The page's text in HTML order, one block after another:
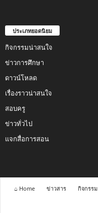
ประเภทยอดนิยม
กิจกรรมน่าสนใจ
ข่าวการศึกษา
ดาวน์โหลด
เรื่องราวน่าสนใจ
สอบครู
ข่าวทั่วไป
แจกสื่อการสอน
⌂ Home ข่าวสาร กิจกรรม